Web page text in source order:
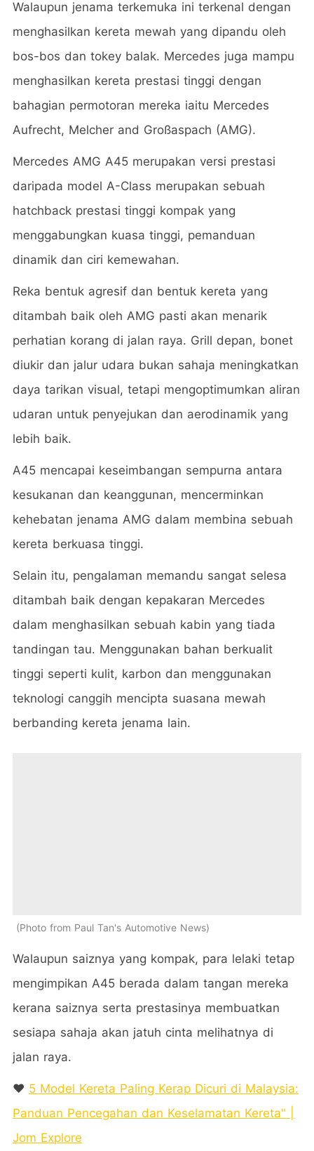
Walaupun jenama terkemuka ini terkenal dengan
menghasilkan kereta mewah yang dipandu oleh
bos-bos dan tokey balak. Mercedes juga mampu
menghasilkan kereta prestasi tinggi dengan
bahagian permotoran mereka iaitu Mercedes
Aufrecht, Melcher and Großaspach (AMG).
Mercedes AMG A45 merupakan versi prestasi
daripada model A-Class merupakan sebuah
hatchback prestasi tinggi kompak yang
menggabungkan kuasa tinggi, pemanduan
dinamik dan ciri kemewahan.
Reka bentuk agresif dan bentuk kereta yang
ditambah baik oleh AMG pasti akan menarik
perhatian korang di jalan raya. Grill depan, bonet
diukir dan jalur udara bukan sahaja meningkatkan
daya tarikan visual, tetapi mengoptimumkan aliran
udaran untuk penyejukan dan aerodinamik yang
lebih baik.
A45 mencapai keseimbangan sempurna antara
kesukanan dan keanggunan, mencerminkan
kehebatan jenama AMG dalam membina sebuah
kereta berkuasa tinggi.
Selain itu, pengalaman memandu sangat selesa
ditambah baik dengan kepakaran Mercedes
dalam menghasilkan sebuah kabin yang tiada
tandingan tau. Menggunakan bahan berkualit
tinggi seperti kulit, karbon dan menggunakan
teknologi canggih mencipta suasana mewah
berbanding kereta jenama lain.
Photo from Paul Tan's Automotive News
Walaupun saiznya yang kompak, para lelaki tetap
mengimpikan A45 berada dalam tangan mereka
kerana saiznya serta prestasinya membuatkan
sesiapa sahaja akan jatuh cinta melihatnya di
jalan raya.
❤️ 5 Model Kereta Paling Kerap Dicuri di Malaysia:
Panduan Pencegahan dan Keselamatan Kereta" |
Jom Explore